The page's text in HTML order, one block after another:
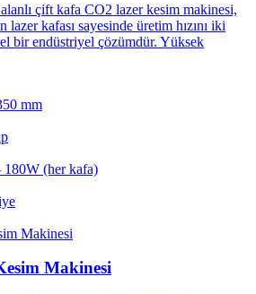
çift kafa CO2 lazer kesim makinesi,
lazer kafası sayesinde üretim hızını iki
bir endüstriyel çözümdür. Yüksek
mm
180W (her kafa)
Makinesi